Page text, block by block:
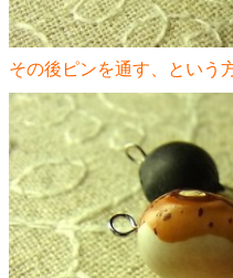
その後ピンを通す、という